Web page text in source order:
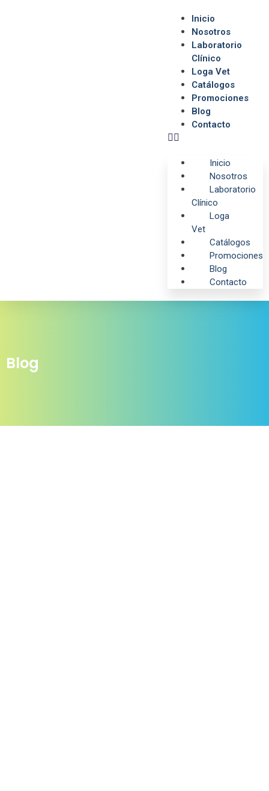
Inicio
Nosotros
Laboratorio
Clínico
Loga Vet
Catálogos
Promociones
Blog
Contacto
Inicio
Nosotros
Laboratorio
Clínico
Loga
Vet
Catálogos
Promociones
Blog
Contacto
Blog